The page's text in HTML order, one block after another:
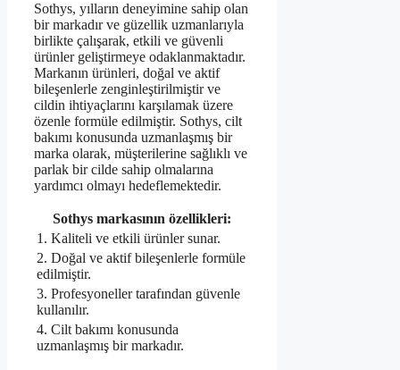
Sothys, yılların deneyimine sahip olan
bir markadır ve güzellik uzmanlarıyla
birlikte çalışarak, etkili ve güvenli
ürünler geliştirmeye odaklanmaktadır.
Markanın ürünleri, doğal ve aktif
bileşenlerle zenginleştirilmiştir ve
cildin ihtiyaçlarını karşılamak üzere
özenle formüle edilmiştir. Sothys, cilt
bakımı konusunda uzmanlaşmış bir
marka olarak, müşterilerine sağlıklı ve
parlak bir cilde sahip olmalarına
yardımcı olmayı hedeflemektedir.
Sothys markasının özellikleri:
1. Kaliteli ve etkili ürünler sunar.
2. Doğal ve aktif bileşenlerle formüle
edilmiştir.
3. Profesyoneller tarafından güvenle
kullanılır.
4. Cilt bakımı konusunda
uzmanlaşmış bir markadır.